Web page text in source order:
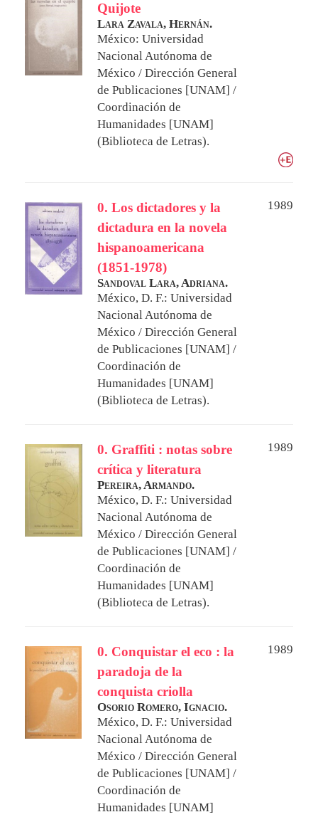
Quijote
Lara Zavala, Hernán.
México: Universidad
Nacional Autónoma de
México / Dirección General
de Publicaciones [UNAM] /
Coordinación de
Humanidades [UNAM]
(Biblioteca de Letras).
0. Los dictadores y la
dictadura en la novela
hispanoamericana
(1851-1978)
1989
Sandoval Lara, Adriana.
México, D. F.: Universidad
Nacional Autónoma de
México / Dirección General
de Publicaciones [UNAM] /
Coordinación de
Humanidades [UNAM]
(Biblioteca de Letras).
0. Graffiti : notas sobre
crítica y literatura
1989
Pereira, Armando.
México, D. F.: Universidad
Nacional Autónoma de
México / Dirección General
de Publicaciones [UNAM] /
Coordinación de
Humanidades [UNAM]
(Biblioteca de Letras).
0. Conquistar el eco : la
paradoja de la
conquista criolla
1989
Osorio Romero, Ignacio.
México, D. F.: Universidad
Nacional Autónoma de
México / Dirección General
de Publicaciones [UNAM] /
Coordinación de
Humanidades [UNAM]